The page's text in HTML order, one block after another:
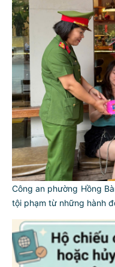
Công an phường Hồng
tội phạm từ những hành